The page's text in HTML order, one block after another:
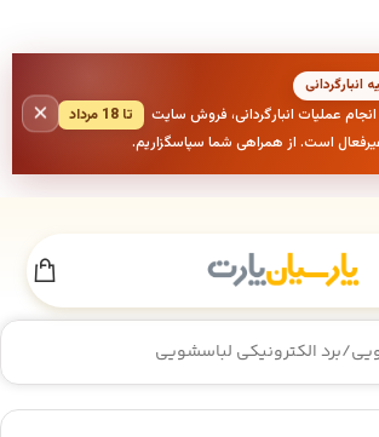
انبارگردانی
عملیات انبارگردانی، فروش سایت
تا 18 مرداد
است. از همراهی شما سپاسگزاریم.
×
/برد الکترونیکی لباسشویی